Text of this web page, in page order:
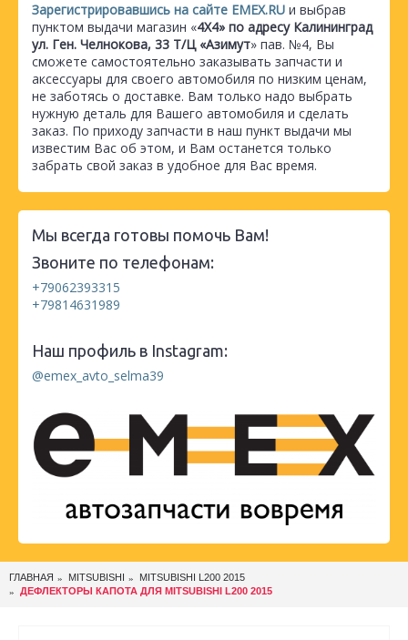
Зарегистрировавшись на сайте EMEX.RU и выбрав
пунктом выдачи магазин «4Х4» по адресу Калининград
ул. Ген. Челнокова, 33 Т/Ц «Азимут» пав. №4, Вы
сможете самостоятельно заказывать запчасти и
аксессуары для своего автомобиля по низким ценам,
не заботясь о доставке. Вам только надо выбрать
нужную деталь для Вашего автомобиля и сделать
заказ. По приходу запчасти в наш пункт выдачи мы
известим Вас об этом, и Вам останется только
забрать свой заказ в удобное для Вас время.
Мы всегда готовы помочь Вам!
Звоните по телефонам:
+79062393315
+79814631989
Наш профиль в Instagram:
@emex_avto_selma39
ГЛАВНАЯ MITSUBISHI
MITSUBISHI L200 2015
ДЕФЛЕКТОРЫ КАПОТА ДЛЯ MITSUBISHI L200 2015